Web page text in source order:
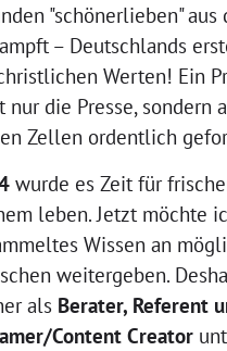
"schönerlieben" aus
– Deutschlands
Werten! Ein
nur die Presse, sondern
Zellen ordentlich
wurde es Zeit für
leben. Jetzt möchte
Wissen an
weitergeben.
als Berater, Referent
Content Creator